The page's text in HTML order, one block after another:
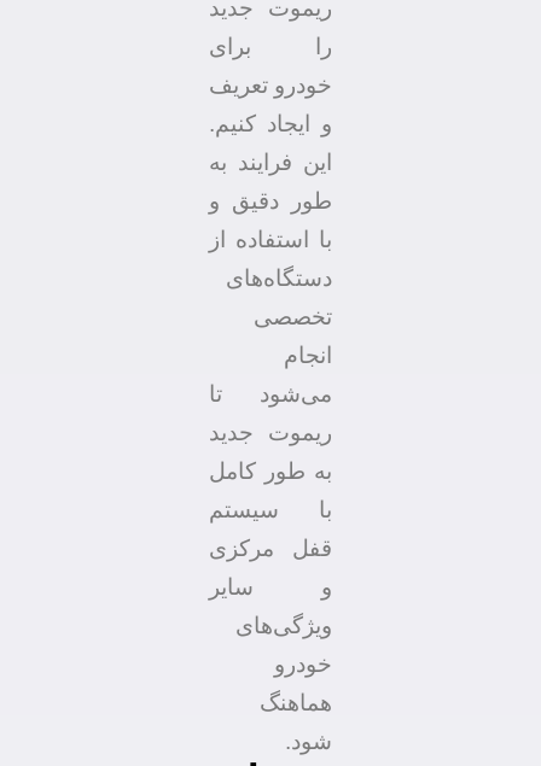
ریموت جدید
را برای
خودرو تعریف
و ایجاد کنیم.
این فرایند به
طور دقیق و
با استفاده از
دستگاه‌های
تخصصی
انجام
می‌شود تا
ریموت جدید
به طور کامل
با سیستم
قفل مرکزی
و سایر
ویژگی‌های
خودرو
هماهنگ
شود.